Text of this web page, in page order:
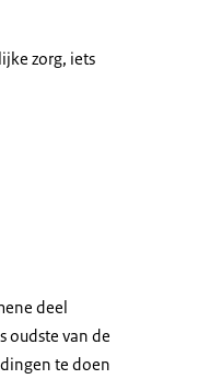
zorg, iets
deel
oudste van de
te doen